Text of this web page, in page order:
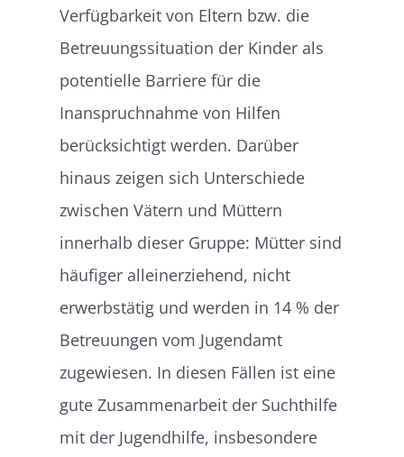
Verfügbarkeit von Eltern bzw. die
Betreuungssituation der Kinder als
potentielle Barriere für die
Inanspruchnahme von Hilfen
berücksichtigt werden. Darüber
hinaus zeigen sich Unterschiede
zwischen Vätern und Müttern
innerhalb dieser Gruppe: Mütter sind
häufiger alleinerziehend, nicht
erwerbstätig und werden in 14 % der
Betreuungen vom Jugendamt
zugewiesen. In diesen Fällen ist eine
gute Zusammenarbeit der Suchthilfe
mit der Jugendhilfe, insbesondere